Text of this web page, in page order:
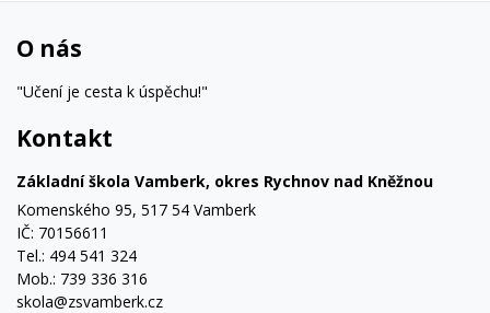
O nás
"Učení je cesta k úspěchu!"
Kontakt
Základní škola Vamberk, okres Rychnov nad Kněžnou
Komenského 95, 517 54 Vamberk
IČ: 70156611
Tel.: 494 541 324
Mob.: 739 336 316
skola@zsvamberk.cz